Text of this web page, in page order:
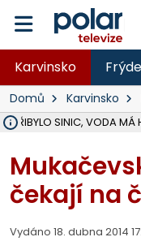
Karvinsko
Domů Karvinsko
PŘIBYLO SINIC, VODA
čekají na
Vydáno 18. dubna 2014